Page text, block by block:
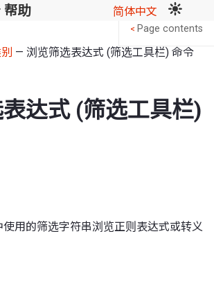
帮助 简体中文
— 浏览筛选表达式 (筛选工具栏) 命令
达式 (筛选工具栏)
用的筛选字符串浏览正则表达式或转义
< Page contents